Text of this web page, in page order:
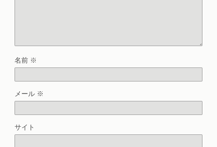
名前 ※
メール ※
サイト